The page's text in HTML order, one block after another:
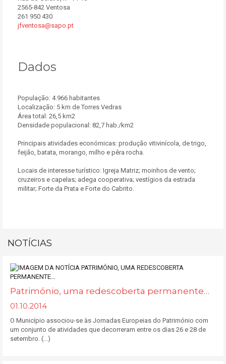
2565-842 Ventosa
261 950 430
jfventosa@sapo.pt
Dados
População: 4.966 habitantes
Localização: 5 km de Torres Vedras
Área total: 26,5 km2
Densidade populacional: 82,7 hab./km2
Principais atividades económicas: produção vitivinícola, de trigo,
feijão, batata, morango, milho e pêra rocha.
Locais de interesse turístico: Igreja Matriz; moinhos de vento;
cruzeiros e capelas; adega cooperativa; vestígios da estrada
militar; Forte da Prata e Forte do Cabrito.
NOTÍCIAS
Património, uma redescoberta permanente…
01.10.2014
O Município associou-se às Jornadas Europeias do Património com
um conjunto de atividades que decorreram entre os dias 26 e 28 de
setembro. (...)